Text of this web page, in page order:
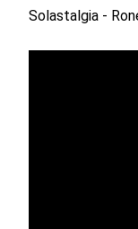
Solastalgia -